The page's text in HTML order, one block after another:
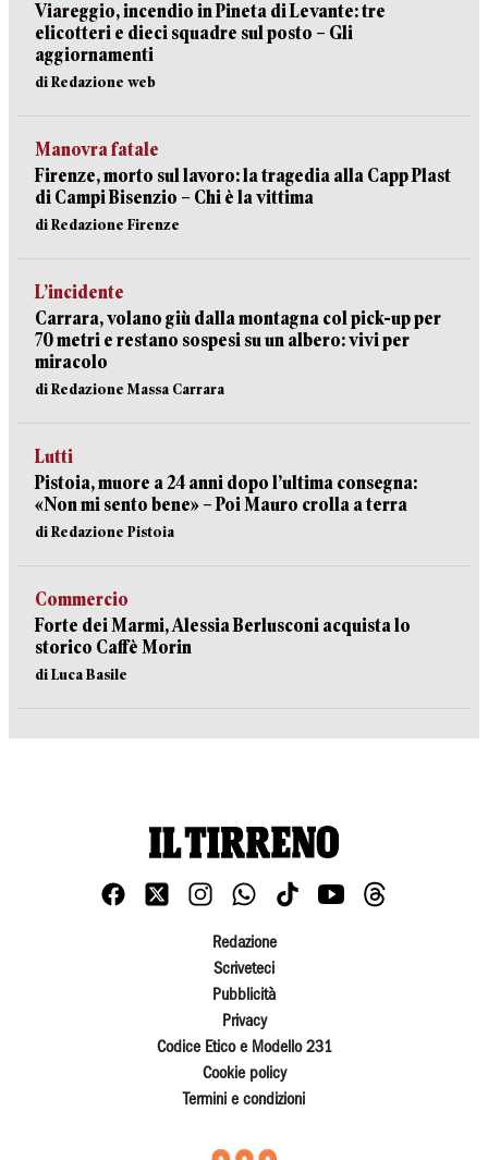
Viareggio, incendio in Pineta di Levante: tre
elicotteri e dieci squadre sul posto – Gli
aggiornamenti
di Redazione web
Manovra fatale
Firenze, morto sul lavoro: la tragedia alla Capp Plast
di Campi Bisenzio – Chi è la vittima
di Redazione Firenze
L’incidente
Carrara, volano giù dalla montagna col pick-up per
70 metri e restano sospesi su un albero: vivi per
miracolo
di Redazione Massa Carrara
Lutti
Pistoia, muore a 24 anni dopo l’ultima consegna:
«Non mi sento bene» – Poi Mauro crolla a terra
di Redazione Pistoia
Commercio
Forte dei Marmi, Alessia Berlusconi acquista lo
storico Caffè Morin
di Luca Basile
Redazione
Scriveteci
Pubblicità
Privacy
Codice Etico e Modello 231
Cookie policy
Termini e condizioni